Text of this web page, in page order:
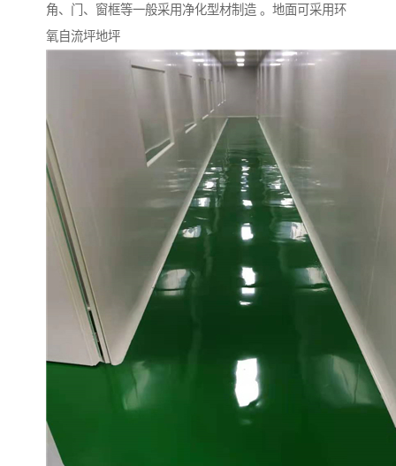
角、门、窗框等一般采用净化型材制造 。地面可采用环
氧自流坪地坪